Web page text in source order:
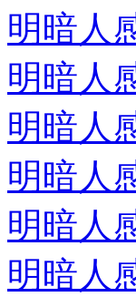
明暗人
明暗人
明暗人
明暗人
明暗人
明暗人